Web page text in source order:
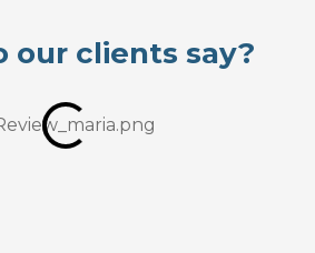
our clients say?